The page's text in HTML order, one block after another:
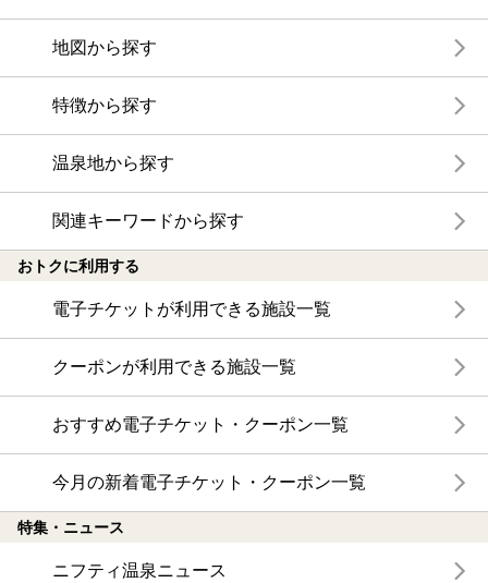
地図から探す
特徴から探す
温泉地から探す
関連キーワードから探す
おトクに利用する
電子チケットが利用できる施設一覧
クーポンが利用できる施設一覧
おすすめ電子チケット・クーポン一覧
今月の新着電子チケット・クーポン一覧
特集・ニュース
ニフティ温泉ニュース